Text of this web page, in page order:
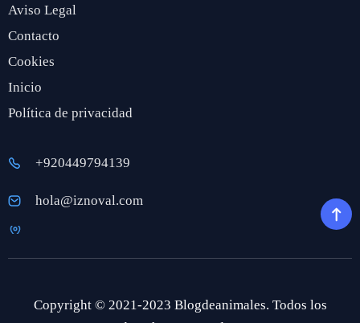
Aviso Legal
Contacto
Cookies
Inicio
Política de privacidad
+920449794139
hola@iznoval.com
Copyright © 2021-2023 Blogdeanimales. Todos los